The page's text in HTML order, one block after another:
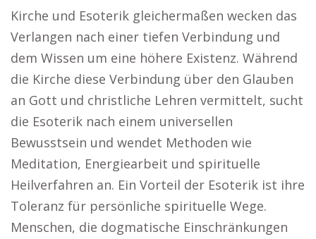
Kirche und Esoterik gleichermaßen wecken das
Verlangen nach einer tiefen Verbindung und
dem Wissen um eine höhere Existenz. Während
die Kirche diese Verbindung über den Glauben
an Gott und christliche Lehren vermittelt, sucht
die Esoterik nach einem universellen
Bewusstsein und wendet Methoden wie
Meditation, Energiearbeit und spirituelle
Heilverfahren an. Ein Vorteil der Esoterik ist ihre
Toleranz für persönliche spirituelle Wege.
Menschen, die dogmatische Einschränkungen